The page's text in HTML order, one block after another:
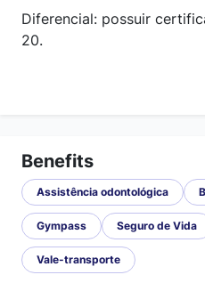
Diferencial: possuir
20.
Benefits
Assistência odontológica
Gympass Seguro de Vida
Vale-transporte